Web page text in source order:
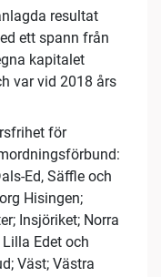
resultat
ett spann från
kapitalet
var vid 2018 års
för
Ed, Säffle och
Hisingen;
Insjöriket; Norra
Edet och
Väst; Västra